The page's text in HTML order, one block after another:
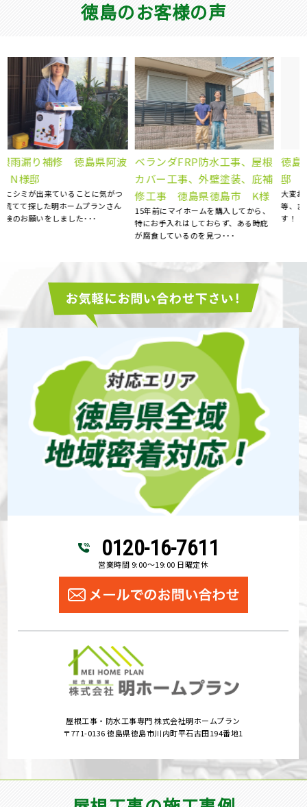
徳島のお客様の声
ベランダFRP防水工事、屋根
カバー工事、外壁塗装、庇補
修工事 徳島県徳島市 K様
15年前にマイホームを購入してから、
特にお手入れはしておらず、ある時庇
徳島県板野郡北島町 S様
邸 屋根補修補強工事
大変お世話になりました。 エアコン
等、またお願い致します。 大満足で
す！！ ･･･
0120-16-7611
営業時間 9:00～19:00 日曜定休
屋根工事・防水工事専門 株式会社明ホームプラン
〒771-0136 徳島県徳島市川内町平石古田194番地1